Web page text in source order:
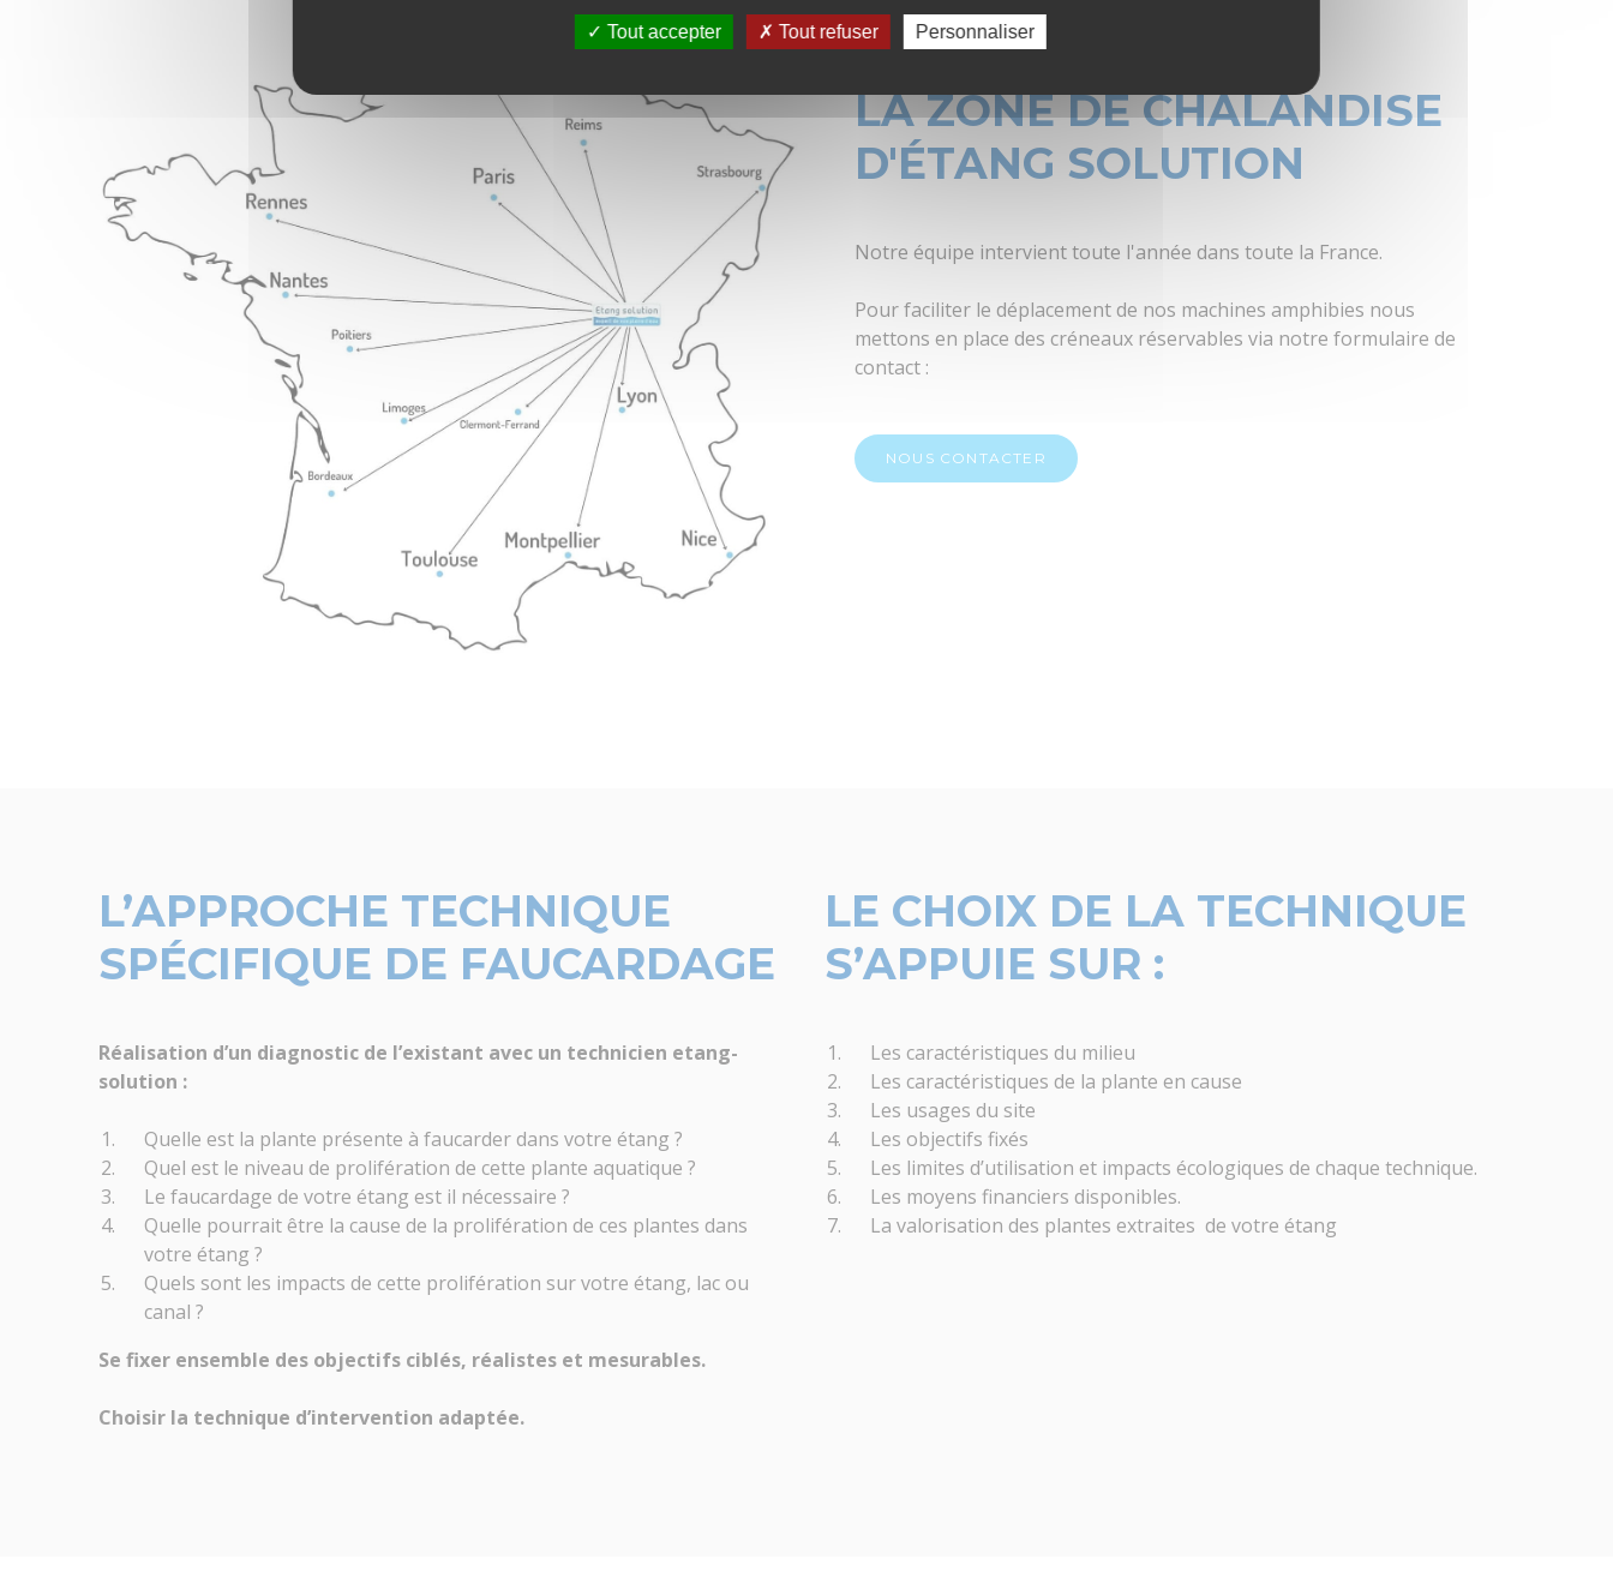
LA ZONE DE CHALANDISE
D'ÉTANG SOLUTION
Notre équipe intervient toute l'année dans toute la France.
Pour faciliter le déplacement de nos machines amphibies nous
mettons en place des créneaux réservables via notre formulaire de
contact :
NOUS CONTACTER
L’APPROCHE TECHNIQUE
SPÉCIFIQUE DE FAUCARDAGE
Réalisation d’un diagnostic de l’existant avec un technicien etang-
solution :
Quelle est la plante présente à faucarder dans votre étang ?
Quel est le niveau de prolifération de cette plante aquatique ?
Le faucardage de votre étang est il nécessaire ?
Quelle pourrait être la cause de la prolifération de ces plantes dans
votre étang ?
Quels sont les impacts de cette prolifération sur votre étang, lac ou
canal ?
Se fixer ensemble des objectifs ciblés, réalistes et mesurables.
Choisir la technique d’intervention adaptée.
LE CHOIX DE LA TECHNIQUE
S’APPUIE SUR :
Les caractéristiques du milieu
Les caractéristiques de la plante en cause
Les usages du site
Les objectifs fixés
Les limites d’utilisation et impacts écologiques de chaque technique.
Les moyens financiers disponibles.
La valorisation des plantes extraites de votre étang
Tout accepter Tout refuser Personnaliser